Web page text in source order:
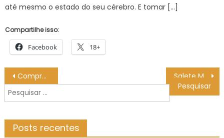
até mesmo o estado do seu cérebro. E tomar […]
Compartilhe isso:
Facebook 18+
Navegação
de
Post
Comprovantes para Imposto de Renda devem ser enviados até esta sexta
Pesquisar
por:
Posts recentes